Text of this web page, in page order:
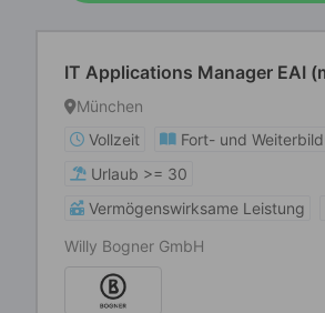
IT Applications Manager EAI
München
Vollzeit
Fort- und
Urlaub >= 30
Vermögenswirksame Leistung
Willy Bogner GmbH